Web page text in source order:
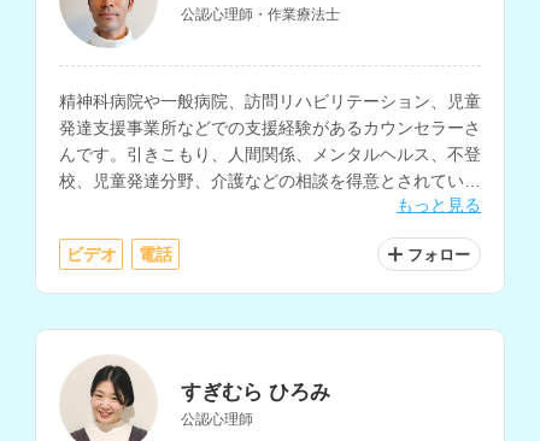
公認心理師・作業療法士
精神科病院や一般病院、訪問リハビリテーション、児童
発達支援事業所などでの支援経験があるカウンセラーさ
んです。引きこもり、人間関係、メンタルヘルス、不登
校、児童発達分野、介護などの相談を得意とされていま
もっと見る
ビデオ 電話 フォロー
すぎむら ひろみ
公認心理師